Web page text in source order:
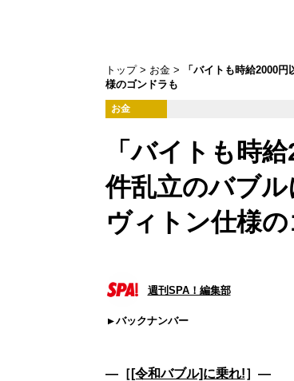
トップ お金
「バイトも時給2000
様のゴンドラも
お金
「バイトも時
件乱立のバブル
ヴィトン仕様
週刊SPA！編集部
バックナンバー
―［ [令和バブル]に乗れ!］―